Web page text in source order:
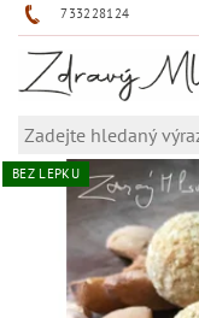
733228124
BEZ LEPKU